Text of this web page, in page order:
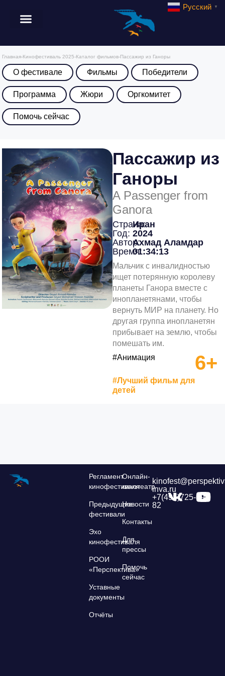
Русский ▼
Главная-Кинофестиваль 2025-Каталог фильмов-Пассажир из Ганоры
О фестивале Фильмы Победители
Программа Жюри Оргкомитет
Помочь сейчас
Пассажир из
Ганоры
A Passenger from
Ganora
Страна:
Иран
Год: 2024
Автор:Ахмад Аламдар
Время:01:34:13
Мальчик с инвалидностью
ищет потерянную королеву
планеты Ганора вместе с
инопланетянами, чтобы
вернуть МИР на планету. Но
другая группа инопланетян
прибывает на землю, чтобы
помешать им.
#Анимация
6+
#Лучший фильм для
детей
Регламент
кинофестиваля
Предыдущие
фестивали
Эхо
кинофестиваля
РООИ
«Перспектива»
Уставные
документы
Отчёты
Онлайн-
кинотеатр
Новости
Контакты
Для
прессы
Помочь
сейчас
inva.ru
+7(495)725-39-
82